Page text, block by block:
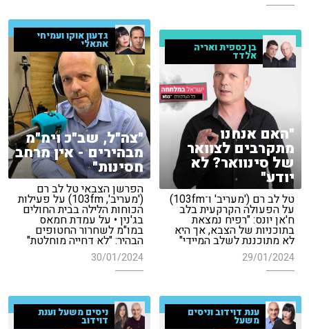
גדעון אוקו ועמיחי
אתאלי
"צה"ל, שב"כ וימ"מ
מבהירים - אין מרחב
חסינות"
הפרשן הצבאי טל לב רם
('מעריב', 103fm) על פעילות
הכוחות הלילה בבית החולים
בג'נין • על עמדת חמאס
במו"מ לשחרור החטופים
הבהיר: "לא דחייה מוחלטת"
30/01/2024
בן כספית ואריה
אלדד
"האם אנחנו
מתקרבים לצוואר
של סינוואר? לא
יודע"
טל לב רם ('מעריב' ו־103fm)
על הפעולה הקרקעית בלב
ח'אן יונס: "רפיח נמצאת
בתוכניות של הצבא, אך היא
לא מתוכננת לשלב המיידי"
29/01/2024
ענת דוידוב וניסים
משעל
ניסים משעל וענת
דוידוב